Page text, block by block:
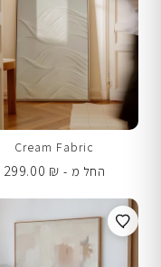
Cream Fabric
החל מ -
299.00 ₪